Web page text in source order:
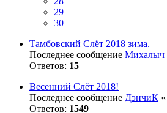
29
30
Тамбовский Слёт 2018 зима.
Последнее сообщение Михалыч
Ответов: 15
Весенний Слёт 2018!
Последнее сообщение ДэнчиК «
Ответов: 1549